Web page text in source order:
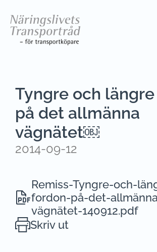
Tyngre och
på det allmänna
vägnätet￼
2014-09-12
Remiss-Tyngre-och-
fordon-på-det-
vägnätet-140912.pdf
Skriv ut